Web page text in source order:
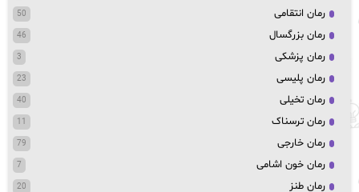
رمان انتقامی 50
رمان بزرگسال 46
رمان پزشکی 3
رمان پلیسی 23
رمان تخیلی 40
رمان ترسناک 11
رمان خارجی 79
رمان خون اشامی 7
رمان طنز 20